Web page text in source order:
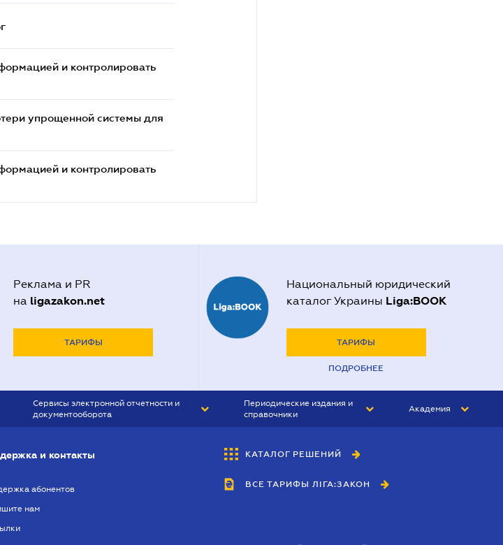
и контролировать
упрощенной системы для
и контролировать
Реклама и PR
на ligazakon.net
ТАРИФЫ
Национальный юридический
каталог Украины Liga:BOOK
ТАРИФЫ
ПОДРОБНЕЕ
Сервисы электронной отчетности и
документооборота
Периодические издания и
справочники
БУХГАЛТЕР&ЗАКОН
ВЕСТНИК МСФО
Академия
и контакты
абонентов
нам
КАТАЛОГ РЕШЕНИЙ
ВСЕ ТАРИФЫ ЛІГА:ЗАКОН